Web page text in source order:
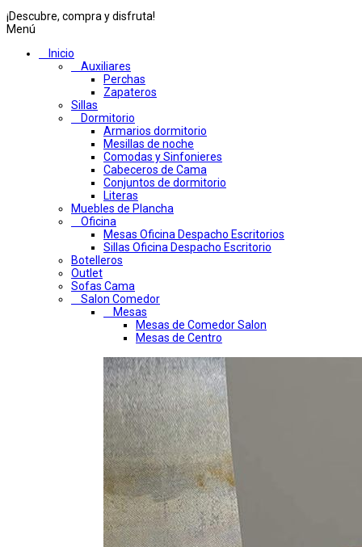
¡Descubre, compra y disfruta!
Menú
Inicio
Auxiliares
Perchas
Zapateros
Sillas
Dormitorio
Armarios dormitorio
Mesillas de noche
Comodas y Sinfonieres
Cabeceros de Cama
Conjuntos de dormitorio
Literas
Muebles de Plancha
Oficina
Mesas Oficina Despacho Escritorios
Sillas Oficina Despacho Escritorio
Botelleros
Outlet
Sofas Cama
Salon Comedor
Mesas
Mesas de Comedor Salon
Mesas de Centro